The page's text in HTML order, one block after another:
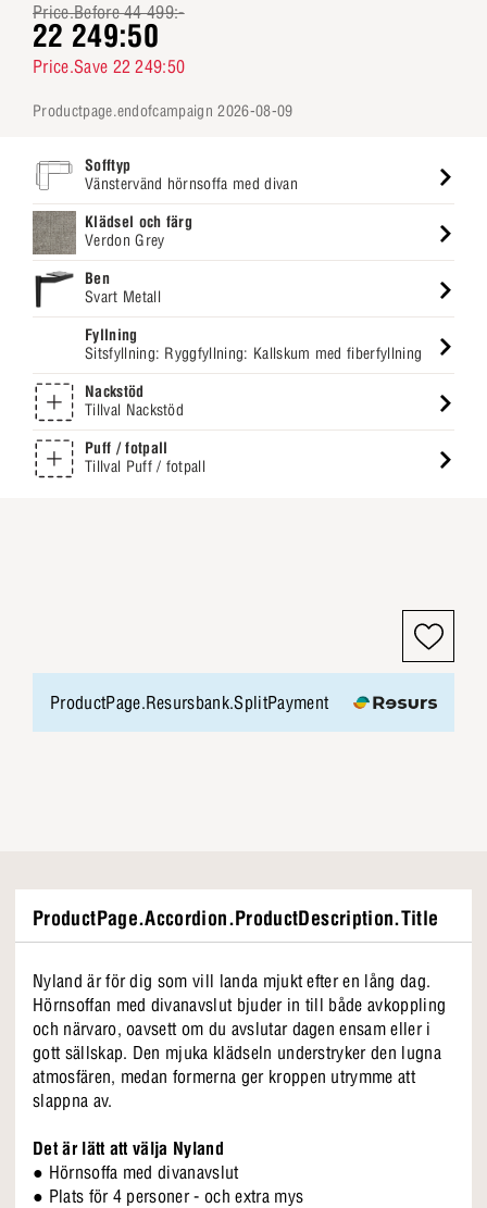
Price.Before 44 499:-
22 249:50
Price.Save 22 249:50
productpage.endofcampaign 2026-08-09
Sofftyp
Vänstervänd hörnsoffa med divan
Klädsel och färg
Verdon Grey
Ben
Svart Metall
Fyllning
Sitsfyllning: Ryggfyllning: Kallskum med fiberfyllning
Nackstöd
Tillval Nackstöd
Puff / fotpall
Tillval Puff / fotpall
ProductPage.Resursbank.SplitPayment
ProductPage.Accordion.ProductDescription.Title
Nyland är för dig som vill landa mjukt efter en lång dag.
Hörnsoffan med divanavslut bjuder in till både avkoppling
och närvaro, oavsett om du avslutar dagen ensam eller i
gott sällskap. Den mjuka klädseln understryker den lugna
atmosfären, medan formerna ger kroppen utrymme att
slappna av.
Det är lätt att välja Nyland
● Hörnsoffa med divanavslut
● Plats för 4 personer - och extra mys